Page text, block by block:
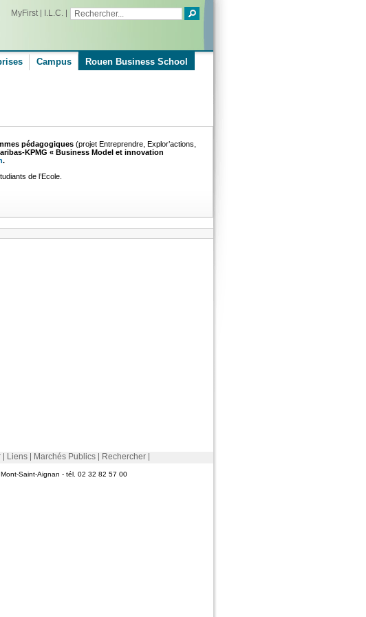
MyFirst I.L.C.
Campus Rouen Business School
pédagogiques (projet Entreprendre, Explor’actions,
KPMG « Business Model et innovation
.
de l’Ecole.
Liens Marchés Publics Rechercher
Saint-Aignan - tél. 02 32 82 57 00